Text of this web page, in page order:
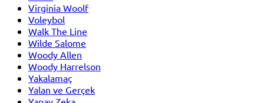
Virginia Woolf
Voleybol
Walk The Line
Wilde Salome
Woody Allen
Woody Harrelson
Yakalamaç
Yalan ve Gerçek